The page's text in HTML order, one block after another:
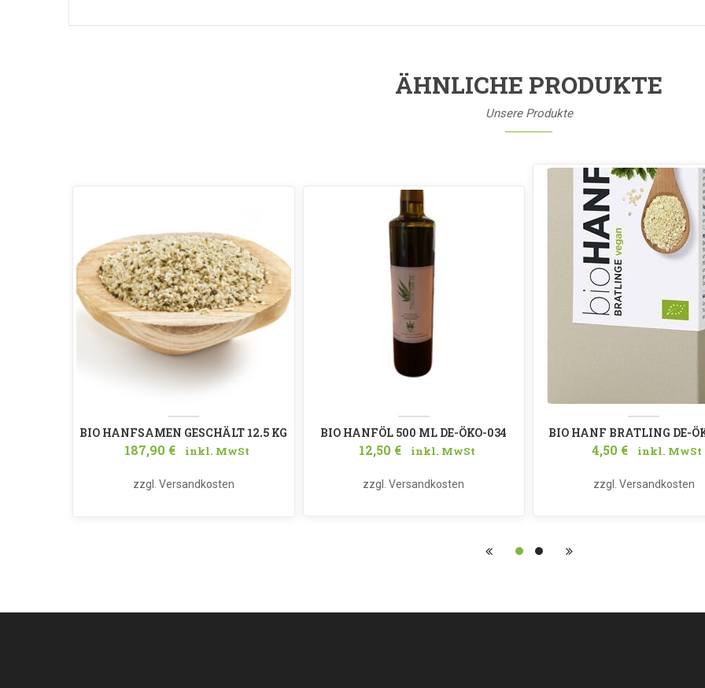
ÄHNLICHE PRODUKTE
Unsere Produkte
zzgl. Versandkosten
BIO HANFSAMEN GESCHÄLT 12,5 KG
DE-ÖKO-034
187,90 € inkl. MwSt
zzgl.Versandkosten
BIO HANFÖL 500 ML DE-ÖKO-034
12,50 € inkl. MwSt
zzgl. Versandkosten
BIO HANF BRATLING DE-
4,50 € inkl. MwSt